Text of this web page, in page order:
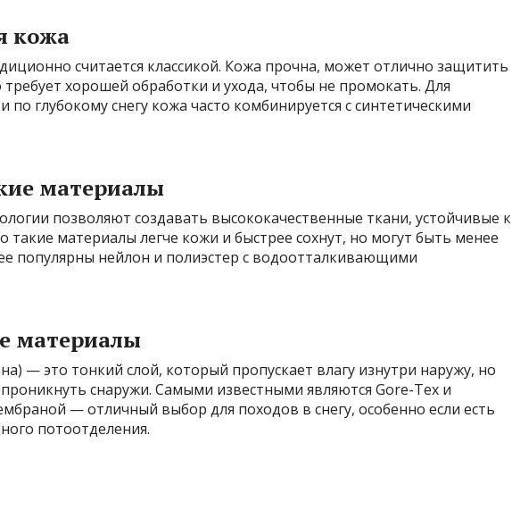
кожа
считается классикой. Кожа прочна, может отлично защитить
хорошей обработки и ухода, чтобы не промокать. Для
по глубокому снегу кожа часто комбинируется с синтетическими
материалы
позволяют создавать высококачественные ткани, устойчивые к
такие материалы легче кожи и быстрее сохнут, но могут быть менее
популярны нейлон и полиэстер с водоотталкивающими
материалы
— это тонкий слой, который пропускает влагу изнутри наружу, но
снаружи. Самыми известными являются Gore-Tex и
— отличный выбор для походов в снегу, особенно если есть
потоотделения.